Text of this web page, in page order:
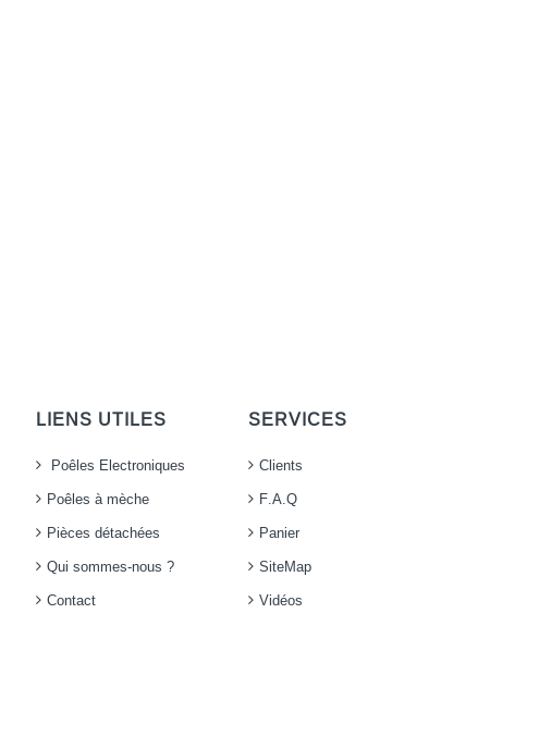
LIENS UTILES
Poêles Electroniques
Poêles à mèche
Pièces détachées
Qui sommes-nous ?
Contact
SERVICES
Clients
F.A.Q
Panier
SiteMap
Vidéos